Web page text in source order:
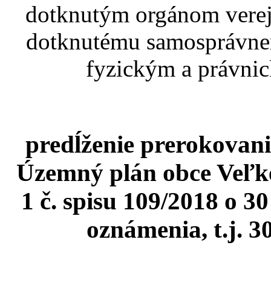
dotknutým orgánom
dotknutému
fyzickým a
predĺženie
Územný plán obce
1 č. spisu 109/2018 o
oznámenia, t.j.